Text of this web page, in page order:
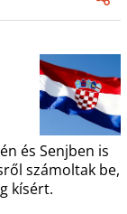
és Senjben is
számoltak be,
kísért.